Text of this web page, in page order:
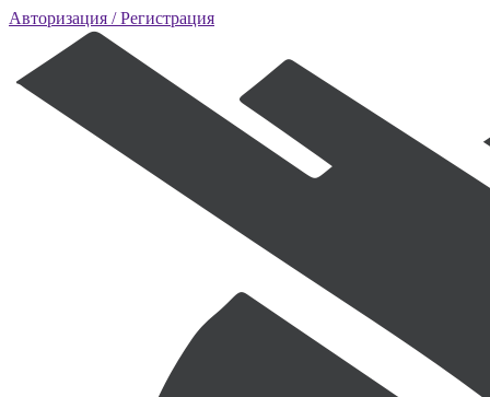
Авторизация / Регистрация